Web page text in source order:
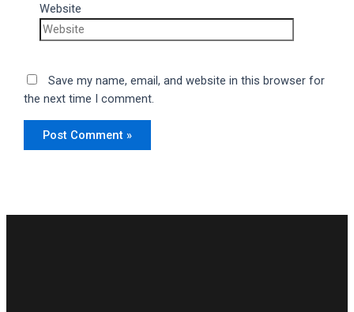
Website
Save my name, email, and website in this browser for
the next time I comment.